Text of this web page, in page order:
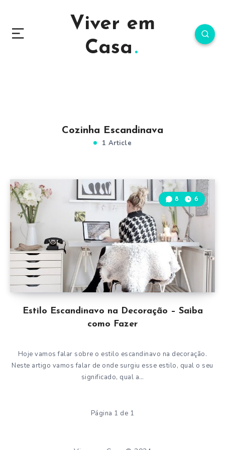
Viver em
Casa
Cozinha Escandinava
1 Article
Estilo Escandinavo na Decoração – Saiba
como Fazer
8 6
Hoje vamos falar sobre o estilo escandinavo na decoração.
Neste artigo vamos falar de onde surgiu esse estilo, qual o seu
significado, qual a…
Página 1 de 1